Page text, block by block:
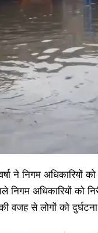
वर्षा ने निगम
निगम अधिकारियों को
वजह से लोगों को